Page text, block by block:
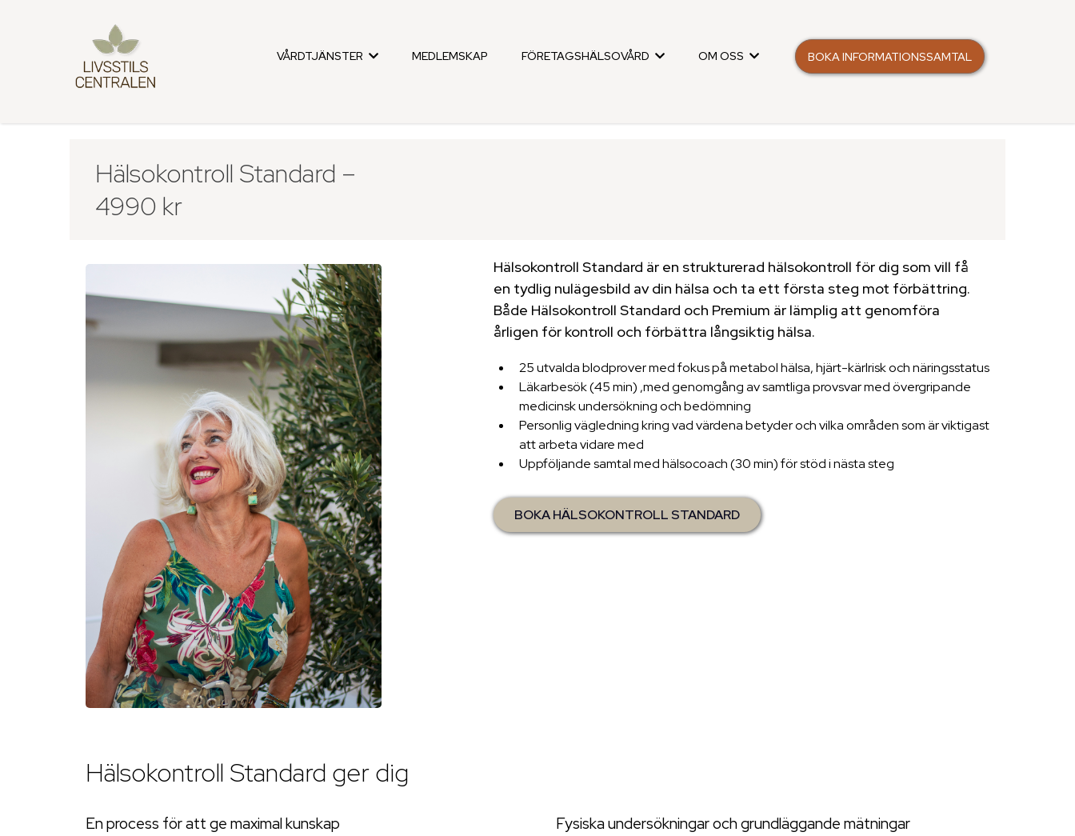
VÅRDTJÄNSTER MEDLEMSKAP FÖRETAGSHÄLSOVÅRD OM OSS BOKA INFORMATIONSSAMTAL
Hälsokontroll Standard –
4990 kr
Hälsokontroll Standard är en strukturerad hälsokontroll för dig som vill få
en tydlig nulägesbild av din hälsa och ta ett första steg mot förbättring.
Både Hälsokontroll Standard och Premium är lämplig att genomföra
årligen för kontroll och förbättra långsiktig hälsa.
25 utvalda blodprover med fokus på metabol hälsa, hjärt-kärlrisk och näringsstatus
Läkarbesök (45 min) ,med genomgång av samtliga provsvar med övergripande
medicinsk undersökning och bedömning
Personlig vägledning kring vad värdena betyder och vilka områden som är viktigast
att arbeta vidare med
Uppföljande samtal med hälsocoach (30 min) för stöd i nästa steg
BOKA HÄLSOKONTROLL STANDARD
Hälsokontroll Standard ger dig
En process för att ge maximal kunskap Fysiska undersökningar och grundläggande mätningar